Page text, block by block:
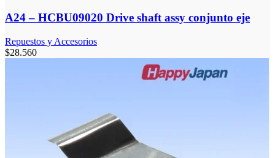
A24 – HCBU09020 Drive shaft assy conjunto eje
Repuestos y Accesorios
$28.560